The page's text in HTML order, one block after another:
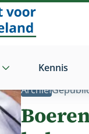
Kennis
Archief